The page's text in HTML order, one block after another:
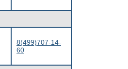
8(499)707-14-
60